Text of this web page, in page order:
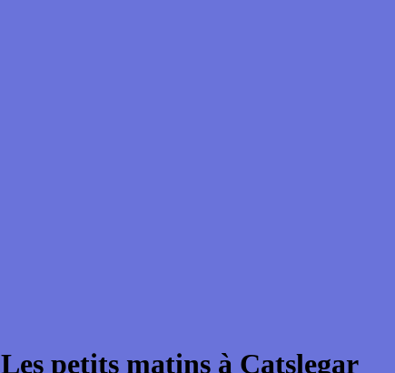
Les petits matins à Catslegar